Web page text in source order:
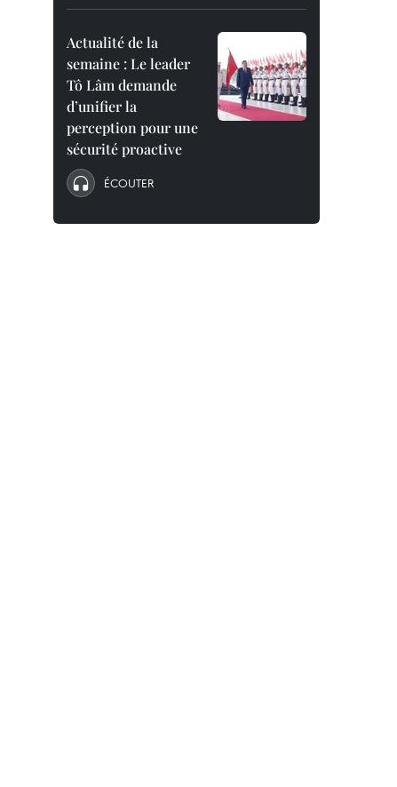
Actualité de la
semaine : Le leader
Tô Lâm demande
d’unifier la
perception pour une
sécurité proactive
ÉCOUTER